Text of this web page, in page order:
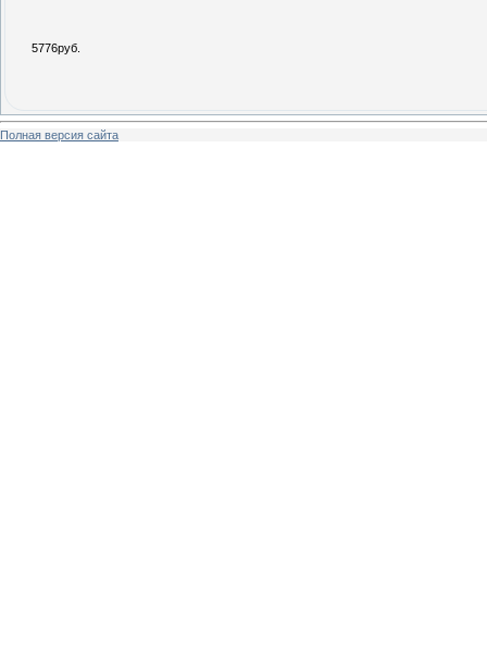
5776руб.
Полная версия сайта